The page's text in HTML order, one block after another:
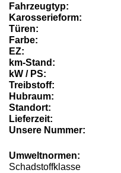
Fahrzeugtyp:
Karosserieform:
Türen:
Farbe:
EZ:
km-Stand:
kW / PS:
Treibstoff:
Hubraum:
Standort:
Lieferzeit:
Unsere Nummer:
Umweltnormen:
Schadstoffklasse